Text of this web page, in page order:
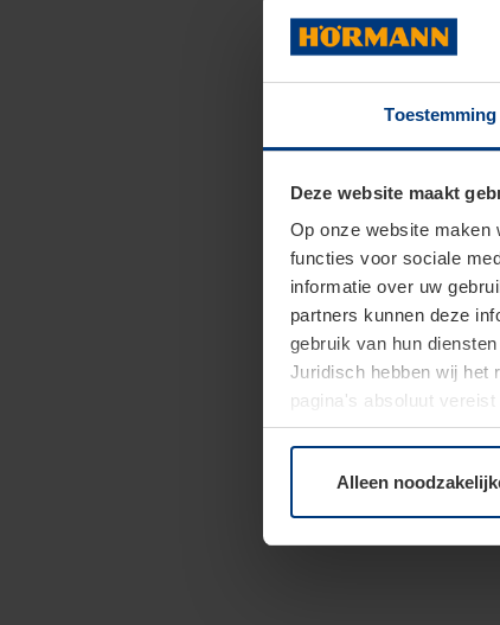
Toestemming
Deze website maakt
Op onze website maken
functies voor sociale
informatie over uw
partners kunnen deze
gebruik van hun
Juridisch hebben wij het
pagina's absoluut
moment bij de uitleg
Alleen